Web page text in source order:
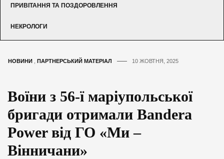
ПРИВІТАННЯ ТА ПОЗДОРОВЛЕННЯ
НЕКРОЛОГИ
НОВИНИ ПАРТНЕРСЬКИЙ МАТЕРІАЛ 10 ЖОВТНЯ, 2025
Воїни з 56-ї маріупольської
бригади отримали Bandera
Power від ГО «Ми –
Вінничани»